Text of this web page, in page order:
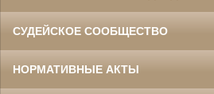
СУДЕЙСКОЕ СООБЩЕСТВО
НОРМАТИВНЫЕ АКТЫ